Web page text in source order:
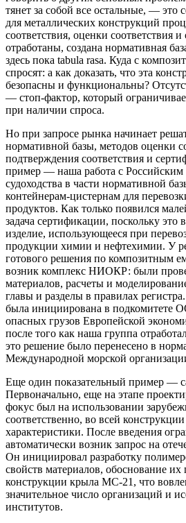
тянет за собой все остальные, — это
для металлических конструкций
соответствия, оценки соответствия
отработаны, создана нормативная
здесь пока tabula rasa. Куда с
спросят: а как доказать, что эта
безопасны и функциональны?
— стоп-фактор, который
при наличии спроса.
Но при запросе рынка начинает
нормативной базы, методов оценки
подтверждения соответствия и
пример — наша работа с Российским
судоходства в части нормативной
контейнерам-цистернам для
продуктов. Как только появился
задача сертификации, поскольку это
изделие, использующееся при
продукции химии и нефтехимии. У
готового решения по композитным
возник комплекс НИОКР: были
материалов, расчеты и
главы и разделы в правилах
была инициирована в подкомитете
опасных грузов Европейской
после того как наша группа
это решение было перенесено в
Международной морской
Еще один показательный пример —
Первоначально, еще на этапе
фокус был на использовании
соответственно, во всей
характеристики. После введения
автоматически возник запрос на
Он инициировал разработку
свойств материалов, обоснование
конструкции крыла МС-21, что
значительное число организаций и
институтов.